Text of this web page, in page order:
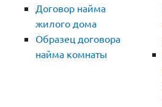
Договор найма
жилого дома
Образец договора
найма комнаты